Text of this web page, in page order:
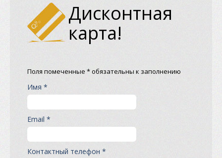
Дисконтная
карта!
Поля помеченные * обязательны к заполнению
Имя *
Email *
Контактный телефон *